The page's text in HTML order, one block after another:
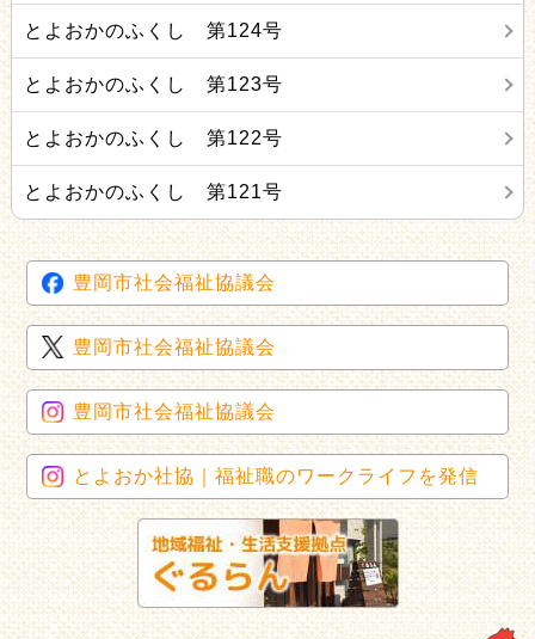
とよおかのふくし 第124号
とよおかのふくし 第123号
とよおかのふくし 第122号
とよおかのふくし 第121号
豊岡市社会福祉協議会
豊岡市社会福祉協議会
豊岡市社会福祉協議会
とよおか社協｜福祉職のワークライフを発信